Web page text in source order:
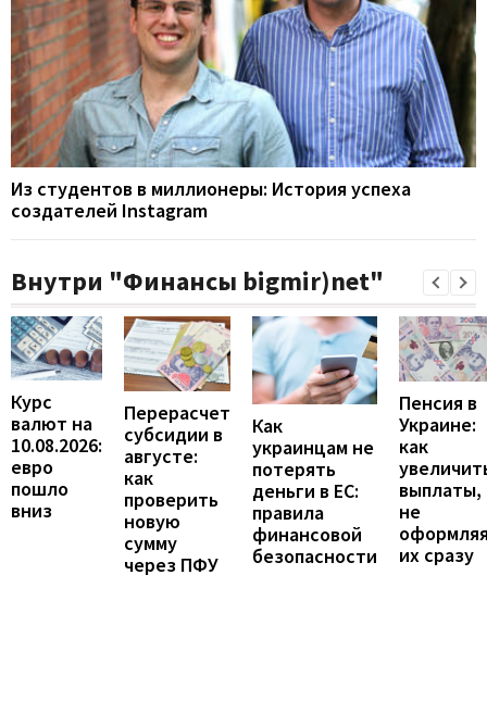
Из студентов в миллионеры: История успеха
создателей Instagram
Внутри "Финансы bigmir)net"
Курс
валют на
10.08.2026:
евро
пошло
вниз
Перерасчет
субсидии в
августе:
как
проверить
новую
сумму
через ПФУ
Как
украинцам не
потерять
деньги в ЕС:
правила
финансовой
безопасности
Пенсия в
Украине:
как
выплаты,
не
их сразу